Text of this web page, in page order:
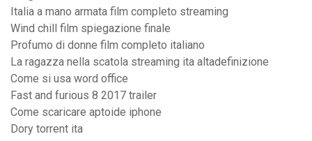
Italia a mano armata film completo streaming
Wind chill film spiegazione finale
Profumo di donne film completo italiano
La ragazza nella scatola streaming ita altadefinizione
Come si usa word office
Fast and furious 8 2017 trailer
Come scaricare aptoide iphone
Dory torrent ita